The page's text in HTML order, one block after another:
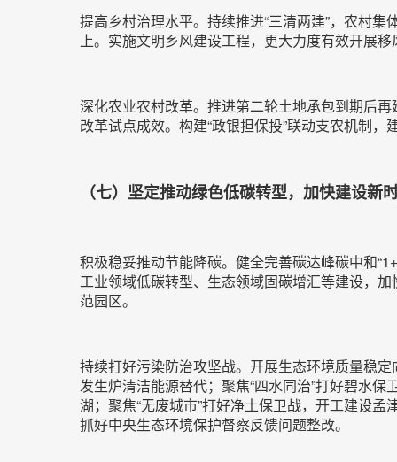
提高乡村治理水平。持续推进“三清两建”，农村
上。实施文明乡风建设工程，更大力度有效开展
深化农业农村改革。推进第二轮土地承包到期后
改革试点成效。构建“政银担保投”联动支农机制
（七）坚定推动绿色低碳转型，加快建设新
积极稳妥推动节能降碳。健全完善碳达峰碳中和
工业领域低碳转型、生态领域固碳增汇等建设，
范园区。
持续打好污染防治攻坚战。开展生态环境质量稳
发生炉清洁能源替代；聚焦“四水同治”打好碧水
湖；聚焦“无废城市”打好净土保卫战，开工建设
抓好中央生态环境保护督察反馈问题整改。